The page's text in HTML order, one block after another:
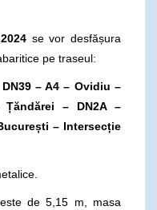
se vor desfășura
pe traseul:
DN39 – A4 – Ovidiu –
– DN2A –
– Intersecție
de 5,15 m, masa